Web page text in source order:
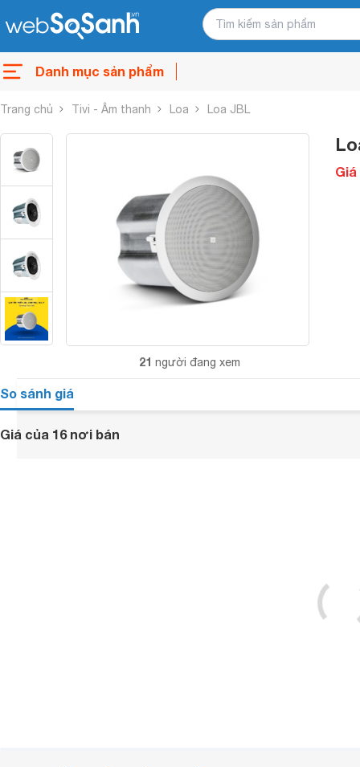
Danh mục sản phẩm
Trang chủ Tivi - Âm thanh Loa Loa JBL
21 người đang xem
Giá
So sánh giá
Giá của 16 nơi bán